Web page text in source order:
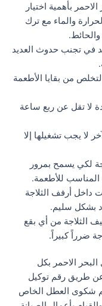
بأهمية اختيار
والماء مع ترك
في تجنب حدوث العديد
من بقايا الأطعمة
كل 10 أيام لمدة لا تقل عن ربع ساعة
لا يجب تشغيلها إلا
لكي يسمح بمرور
المناسب للأطعمة.
أرفف الثلاجة
بشكل سليم.
الثلاجة من أي بقع
ضرراً كبيراً.
الاحمر بكل
طريق رقم توكيل
شكوى العطل الخاص